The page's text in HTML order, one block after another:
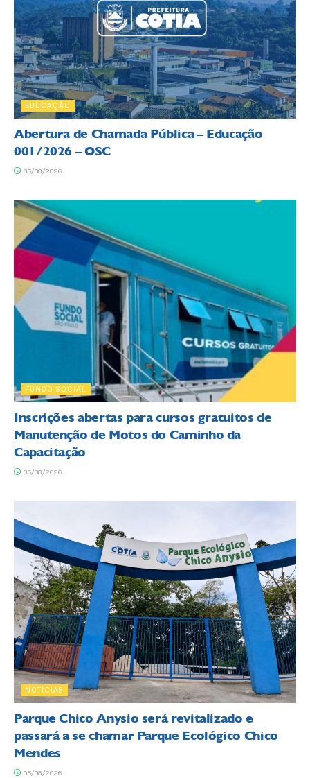
EDUCAÇÃO
Abertura de Chamada Pública – Educação
001/2026 – OSC
05/08/2026
FUNDO SOCIAL
Inscrições abertas para cursos gratuitos de
Manutenção de Motos do Caminho da
Capacitação
05/08/2026
NOTÍCIAS
Parque Chico Anysio será revitalizado e
passará a se chamar Parque Ecológico Chico
Mendes
05/08/2026